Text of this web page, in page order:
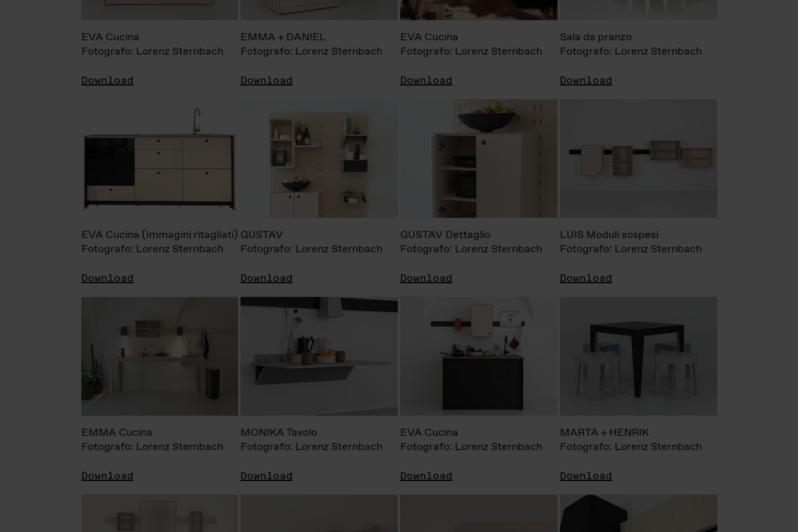
EVA Cucina
Fotografo: Lorenz Sternbach
Download
EMMA + DANIEL
Fotografo: Lorenz Sternbach
Download
EVA Cucina
Fotografo: Lorenz Sternbach
Download
Sala da pranzo
Fotografo: Lorenz Sternbach
Download
EVA Cucina (Immagini ritagliati)
Fotografo: Lorenz Sternbach
Download
GUSTAV
Fotografo: Lorenz Sternbach
Download
GUSTAV Dettaglio
Fotografo: Lorenz Sternbach
Download
LUIS Moduli sospesi
Fotografo: Lorenz Sternbach
Download
EMMA Cucina
Fotografo: Lorenz Sternbach
Download
MONIKA Tavolo
Fotografo: Lorenz Sternbach
Download
EVA Cucina
Fotografo: Lorenz Sternbach
Download
MARTA + HENRIK
Fotografo: Lorenz Sternbach
Download